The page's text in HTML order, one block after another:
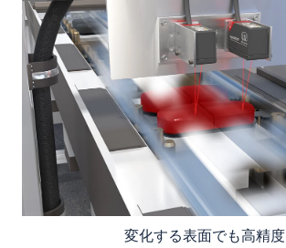
変化する表面でも高精度